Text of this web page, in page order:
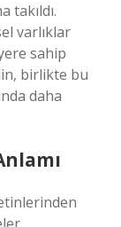
takıldı.
varlıklar
sahip
birlikte bu
daha